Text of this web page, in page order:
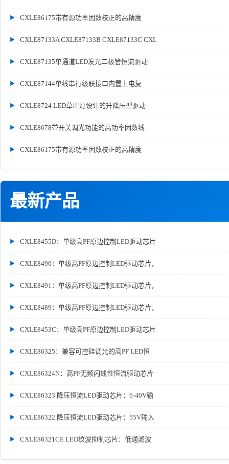
CXLE86175带有源功率因数校正的高精度
CXLE87133A CXLE87133B CXLE87133C CXL
CXLE87135单通道LED发光二极管恒流驱动
CXLE87144单线串行级联接口内置上电复
CXLE8724 LED草坪灯设计的升降压型驱动
CXLE8678带开关调光功能的高功率因数线
CXLE86175带有源功率因数校正的高精度
最新产品
CXLE8455D：单级高PF原边控制LED驱动芯片
CXLE8490：单级高PF原边控制LED驱动芯片，
CXLE8491：单级高PF原边控制LED驱动芯片，
CXLE8489：单级高PF原边控制LED驱动芯片，
CXLE8453C：单级高PF原边控制LED驱动芯片
CXLE86325：兼容可控硅调光的高PF LED恒
CXLE86324N：高PF无频闪线性恒流驱动芯片
CXLE86323 降压恒流LED驱动芯片：6-40V输
CXLE86322 降压恒流LED驱动芯片：55V输入
CXLE86321CE LED纹波抑制芯片：低通滤波